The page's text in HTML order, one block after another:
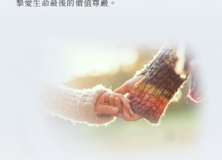
摯愛生命最後的價值尊嚴。